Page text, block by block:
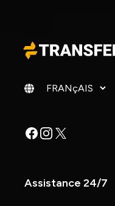
Changer de langue
Facebook
Instagram
X
Assistance 24/7